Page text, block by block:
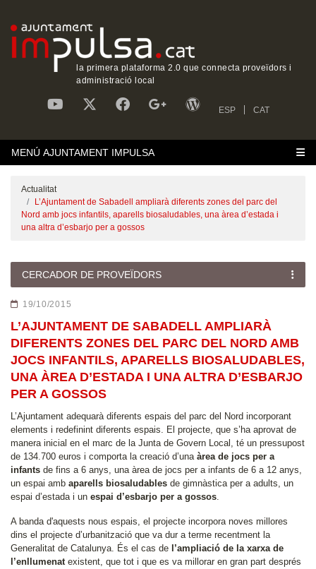
la primera plataforma 2.0 que connecta proveïdors i
administració local
ESP CAT
MENÚ AJUNTAMENT IMPULSA
Actualitat
L’Ajuntament de Sabadell ampliarà diferents zones del parc del
Nord amb jocs infantils, aparells biosaludables, una àrea d’estada i
una altra d’esbarjo per a gossos
CERCADOR DE PROVEÏDORS
19/10/2015
L’AJUNTAMENT DE SABADELL AMPLIARÀ
DIFERENTS ZONES DEL PARC DEL NORD AMB
JOCS INFANTILS, APARELLS BIOSALUDABLES,
UNA ÀREA D’ESTADA I UNA ALTRA D’ESBARJO
PER A GOSSOS
L’Ajuntament adequarà diferents espais del parc del Nord incorporant
elements i redefinint diferents espais. El projecte, que s’ha aprovat de
manera inicial en el marc de la Junta de Govern Local, té un pressupost
de 134.700 euros i comporta la creació d’una àrea de jocs per a
infants de fins a 6 anys, una àrea de jocs per a infants de 6 a 12 anys,
un espai amb aparells biosaludables de gimnàstica per a adults, un
espai d’estada i un espai d’esbarjo per a gossos.
A banda d'aquests nous espais, el projecte incorpora noves millores
dins el projecte d’urbanització que va dur a terme recentment la
Generalitat de Catalunya. És el cas de l’ampliació de la xarxa de
l’enllumenat existent, que tot i que es va millorar en gran part després